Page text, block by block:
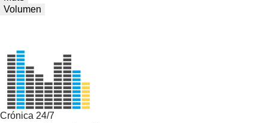
Volumen
Crónica 24/7